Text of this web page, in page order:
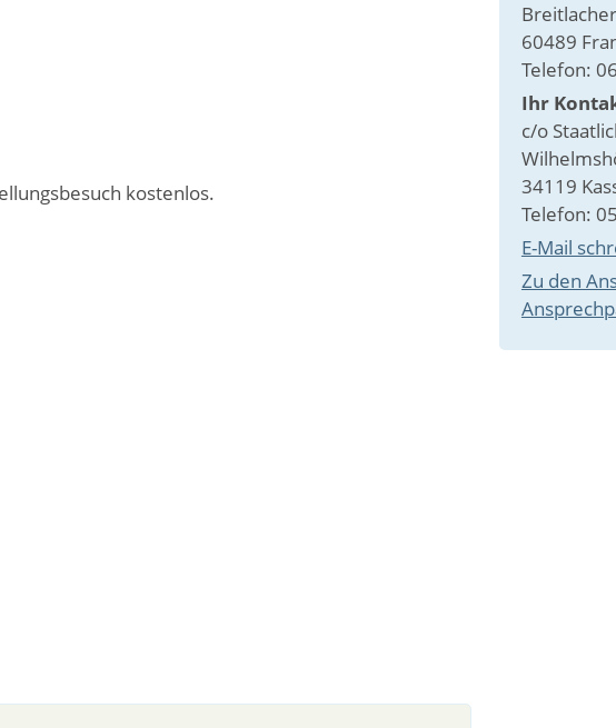
kostenlos.
60489
Telefon:
Ihr
c/o
34119
Telefon:
E-Mail
Zu den